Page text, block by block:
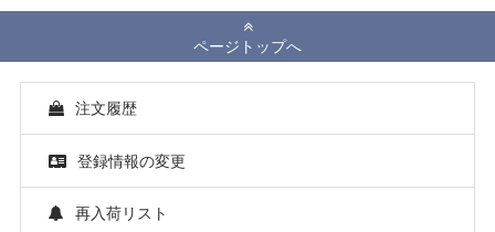
ページトップへ
注文履歴
登録情報の変更
再入荷リスト